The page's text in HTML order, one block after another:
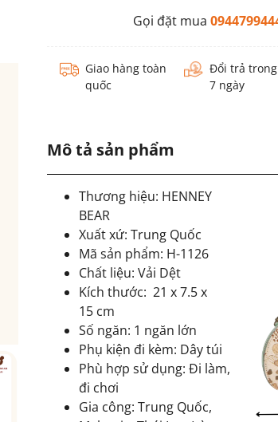
Gọi đặt mua
Giao hàng toàn
quốc
Đổi trả
7 ngày
Mô tả sản phẩm
Thương hiệu: HENNEY
BEAR
Xuất xứ: Trung Quốc
Mã sản phẩm: H-1126
Chất liệu: Vải Dệt
Kích thước: 21 x 7.5 x
15 cm
Số ngăn: 1 ngăn lớn
Phụ kiện đi kèm: Dây túi
Phù hợp sử dụng: Đi làm,
đi chơi
Gia công: Trung Quốc,